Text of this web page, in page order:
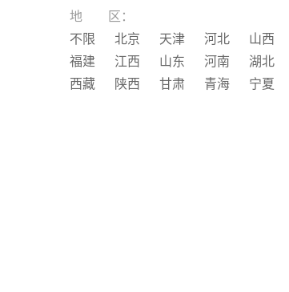
地 区：
不限
北京 天津 河北 山西
福建
江西 山东 河南 湖北
西藏
陕西 甘肃 青海 宁夏